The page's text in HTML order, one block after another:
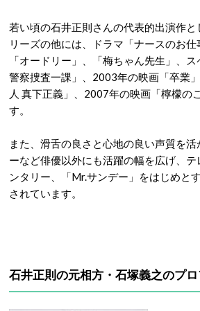
若い頃の石井正則さんの代表的出演作
リーズの他には、ドラマ「ナースのお
「オードリー」、「梅ちゃん先生」、
警察捜査一課」、2003年の映画「卒業
人 真下正義」、2007年の映画「檸檬の
す。
また、滑舌の良さと心地の良い声質を
ーなど俳優以外にも活躍の幅を広げ、テ
ンタリー、「Mr.サンデー」をはじめと
されています。
石井正則の元相方・石塚義之のプ